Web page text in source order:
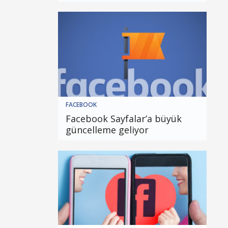
FACEBOOK
Facebook Sayfalar’a büyük
güncelleme geliyor